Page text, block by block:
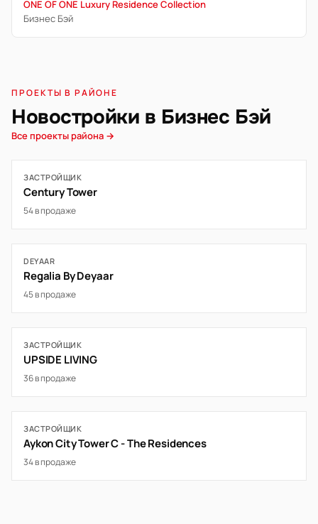
ONE OF ONE Luxury Residence Collection
Бизнес Бэй
ПРОЕКТЫ В РАЙОНЕ
Новостройки в Бизнес Бэй
Все проекты района →
ЗАСТРОЙЩИК
Century Tower
54 в продаже
DEYAAR
Regalia By Deyaar
45 в продаже
ЗАСТРОЙЩИК
UPSIDE LIVING
36 в продаже
ЗАСТРОЙЩИК
Aykon City Tower C - The Residences
34 в продаже